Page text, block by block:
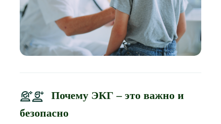
Почему ЭКГ – это важно и
безопасно